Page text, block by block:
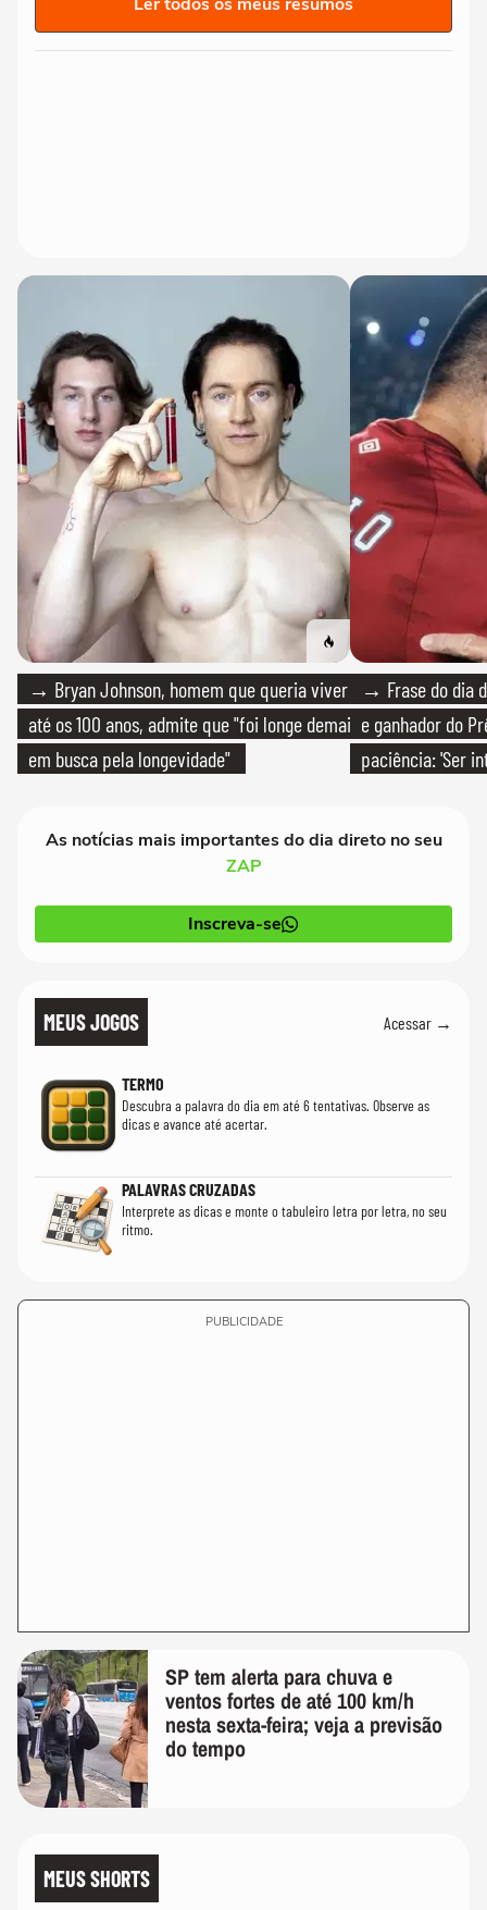
→ Bryan Johnson, homem que queria viver
até os 100 anos, admite que "foi longe demais
em busca pela longevidade"
→ Frase do dia
e ganhador do
paciência: 'Ser
As notícias mais importantes do dia direto no seu
ZAP
Inscreva-se
MEUS JOGOS Acessar →
TERMO
Descubra a palavra do dia em até 6 tentativas. Observe as
dicas e avance até acertar.
PALAVRAS CRUZADAS
Interprete as dicas e monte o tabuleiro letra por letra, no seu
ritmo.
PUBLICIDADE
SP tem alerta para chuva e
ventos fortes de até 100 km/h
nesta sexta-feira; veja a previsão
do tempo
MEUS SHORTS